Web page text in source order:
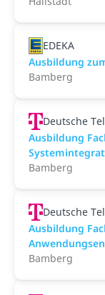
EDEKA
Ausbildung
Bamberg
Deutsche
Ausbildung
Bamberg
Deutsche
Ausbildung
Bamberg